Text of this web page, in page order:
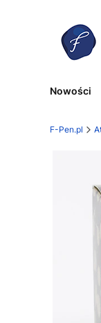
Nowości
F-Pen.pl